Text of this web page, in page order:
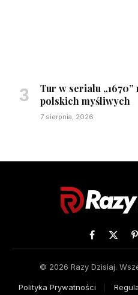
Tur w serialu
polskich myśliwych
7 sierpnia, 2026
Facebook
X
© 2026 Razy Dzisiaj.
Polityka Prywatności